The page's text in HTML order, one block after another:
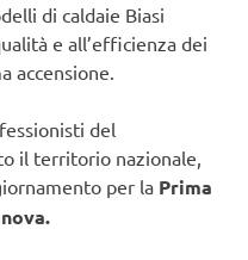
di caldaie Biasi
e all’efficienza dei
accensione.
del
il territorio nazionale,
per la Prima